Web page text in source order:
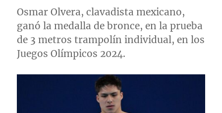
Osmar Olvera, clavadista mexicano,
ganó la medalla de bronce, en la prueba
de 3 metros trampolín individual, en los
Juegos Olímpicos 2024.